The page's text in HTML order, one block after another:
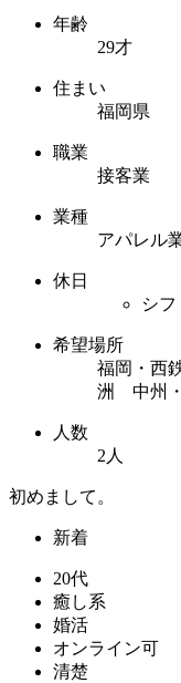
年齢
29才
住まい
福岡県
職業
接客業
業種
アパレル
休日
シフ
希望場所
福岡・西
洲 中州
人数
2人
初めまして。
新着
20代
癒し系
婚活
オンライン可
清楚